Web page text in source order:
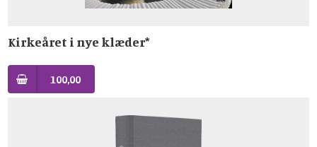
Kirkeåret i nye klæder*
100,00